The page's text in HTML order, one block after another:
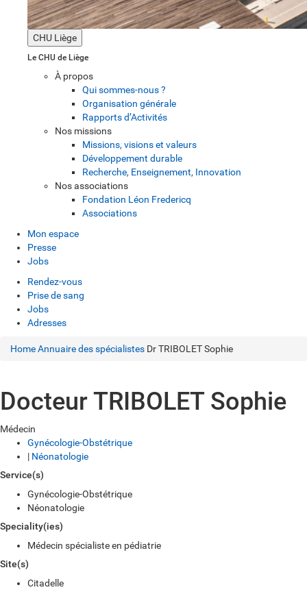
CHU Liège
Le CHU de Liège
À propos
Qui sommes-nous ?
Organisation générale
Rapports d’Activités
Nos missions
Missions, visions et valeurs
Développement durable
Recherche, Enseignement, Innovation
Nos associations
Fondation Léon Fredericq
Associations
Mon espace
Presse
Jobs
Rendez-vous
Prise de sang
Jobs
Adresses
HomeAnnuaire des spécialistes Dr TRIBOLET Sophie
Docteur TRIBOLET Sophie
Médecin
Gynécologie-Obstétrique
| Néonatologie
Service(s)
Gynécologie-Obstétrique
Néonatologie
Speciality(ies)
Médecin spécialiste en pédiatrie
Site(s)
Citadelle